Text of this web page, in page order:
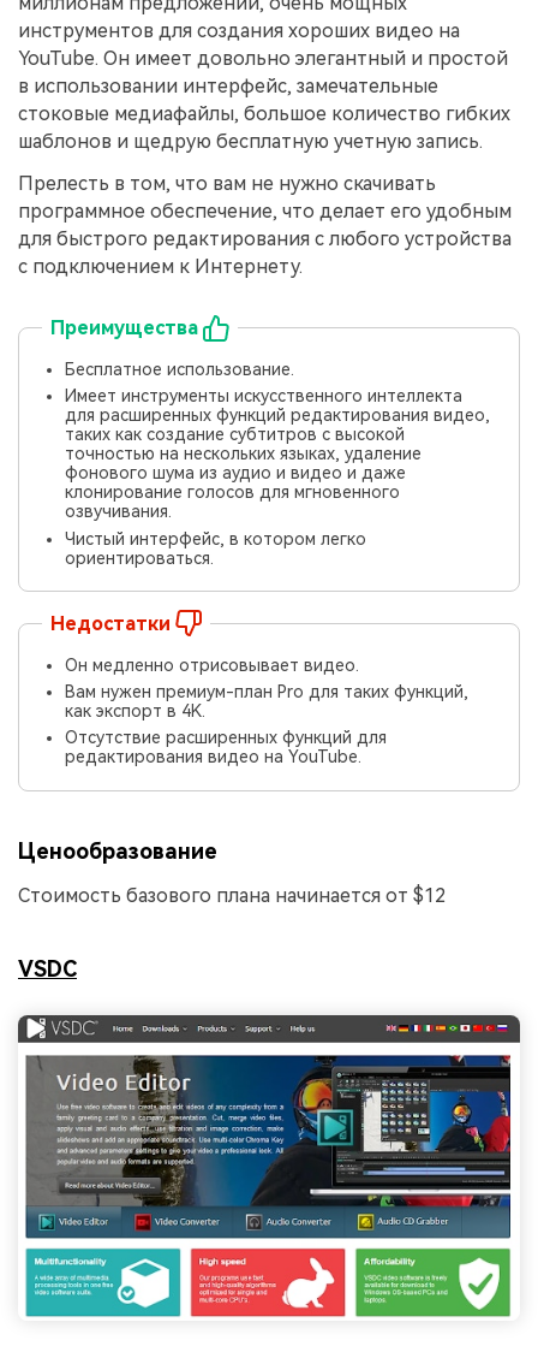
инструментов для создания хороших видео на
YouTube. Он имеет довольно элегантный и простой
в использовании интерфейс, замечательные
стоковые медиафайлы, большое количество гибких
шаблонов и щедрую бесплатную учетную запись.
Прелесть в том, что вам не нужно скачивать
программное обеспечение, что делает его удобным
для быстрого редактирования с любого устройства
с подключением к Интернету.
Преимущества
Бесплатное использование.
Имеет инструменты искусственного интеллекта
для расширенных функций редактирования видео,
таких как создание субтитров с высокой
точностью на нескольких языках, удаление
фонового шума из аудио и видео и даже
клонирование голосов для мгновенного
озвучивания.
Чистый интерфейс, в котором легко
ориентироваться.
Недостатки
Он медленно отрисовывает видео.
Вам нужен премиум-план Pro для таких функций,
как экспорт в 4K.
Отсутствие расширенных функций для
редактирования видео на YouTube.
Ценообразование
Стоимость базового плана начинается от $12
VSDC